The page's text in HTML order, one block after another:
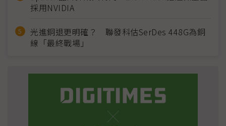
採用NVIDIA
光進銅退更明確？ 聯發科估SerDes 448G為銅
線「最終戰場」